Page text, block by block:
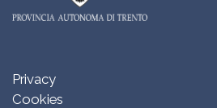
Privacy
Cookies